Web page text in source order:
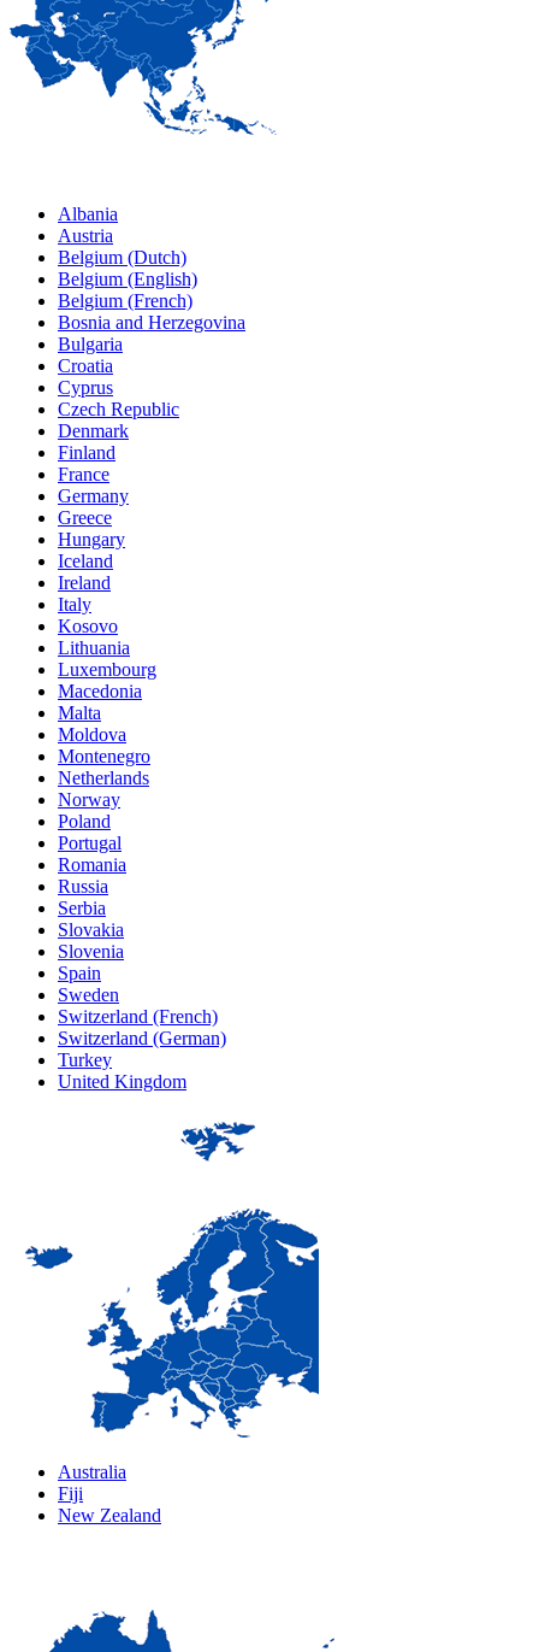
Albania
Austria
Belgium (Dutch)
Belgium (English)
Belgium (French)
Bosnia and Herzegovina
Bulgaria
Croatia
Cyprus
Czech Republic
Denmark
Finland
France
Germany
Greece
Hungary
Iceland
Ireland
Italy
Kosovo
Lithuania
Luxembourg
Macedonia
Malta
Moldova
Montenegro
Netherlands
Norway
Poland
Portugal
Romania
Russia
Serbia
Slovakia
Slovenia
Spain
Sweden
Switzerland (French)
Switzerland (German)
Turkey
United Kingdom
Australia
Fiji
New Zealand